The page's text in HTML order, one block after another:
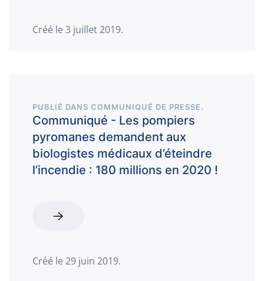
Créé le 3 juillet 2019.
PUBLIÉ DANS COMMUNIQUÉ DE PRESSE.
Communiqué - Les pompiers
pyromanes demandent aux
biologistes médicaux d’éteindre
l’incendie : 180 millions en 2020 !
Créé le 29 juin 2019.